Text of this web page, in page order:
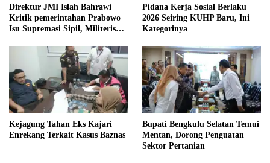
Direktur JMI Islah Bahrawi
Kritik pemerintahan Prabowo
Isu Supremasi Sipil, Militerisasi,
Pidana Kerja Sosial Berlaku
2026 Seiring KUHP Baru, Ini
Kategorinya
Kejagung Tahan Eks Kajari
Enrekang Terkait Kasus Baznas
Bupati Bengkulu Selatan Temui
Mentan, Dorong Penguatan
Sektor Pertanian